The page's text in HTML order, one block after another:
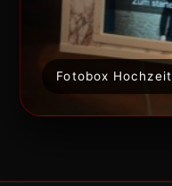
Fotobox Hochzeit